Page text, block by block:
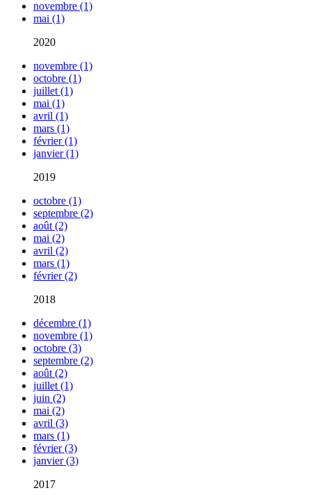
novembre (1)
mai (1)
2020
novembre (1)
octobre (1)
juillet (1)
mai (1)
avril (1)
mars (1)
février (1)
janvier (1)
2019
octobre (1)
septembre (2)
août (2)
mai (2)
avril (2)
mars (1)
février (2)
2018
décembre (1)
novembre (1)
octobre (3)
septembre (2)
août (2)
juillet (1)
juin (2)
mai (2)
avril (3)
mars (1)
février (3)
janvier (3)
2017